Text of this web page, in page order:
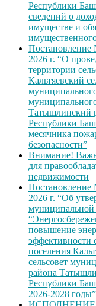
Республики
сведений о
имуществе и
Постановление
2026 г. “О
территории
Кальтяевский
Татышлинский
Республики
месячника
безопасности”
Внимание!
для
недвижимости
Постановление
2026 г. “Об
повышение
эффективности
поселения
сельсовет
района
Республики
2026-2028